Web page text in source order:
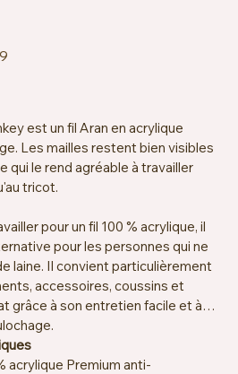
est un fil Aran en acrylique
Les mailles restent bien visibles
qui le rend agréable à travailler
tricot.
pour un fil 100 % acrylique, il
pour les personnes qui ne
laine. Il convient particulièrement
accessoires, coussins et
grâce à son entretien facile et à
acrylique Premium anti-